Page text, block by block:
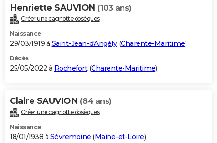
Henriette SAUVION (103 ans)
Créer une cagnotte obsèques
Naissance
29/03/1919 à Saint-Jean-d'Angély(Charente-Maritime)
Décès
25/05/2022 à Rochefort(Charente-Maritime)
Claire SAUVION (84 ans)
Créer une cagnotte obsèques
Naissance
18/01/1938 à Sèvremoine (Maine-et-Loire)